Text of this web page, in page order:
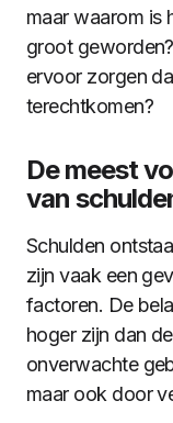
maar waarom is
groot
ervoor zorgen
terechtkomen?
De meest
van
Schulden
zijn vaak een
factoren. De
hoger zijn dan
onverwachte
maar ook door